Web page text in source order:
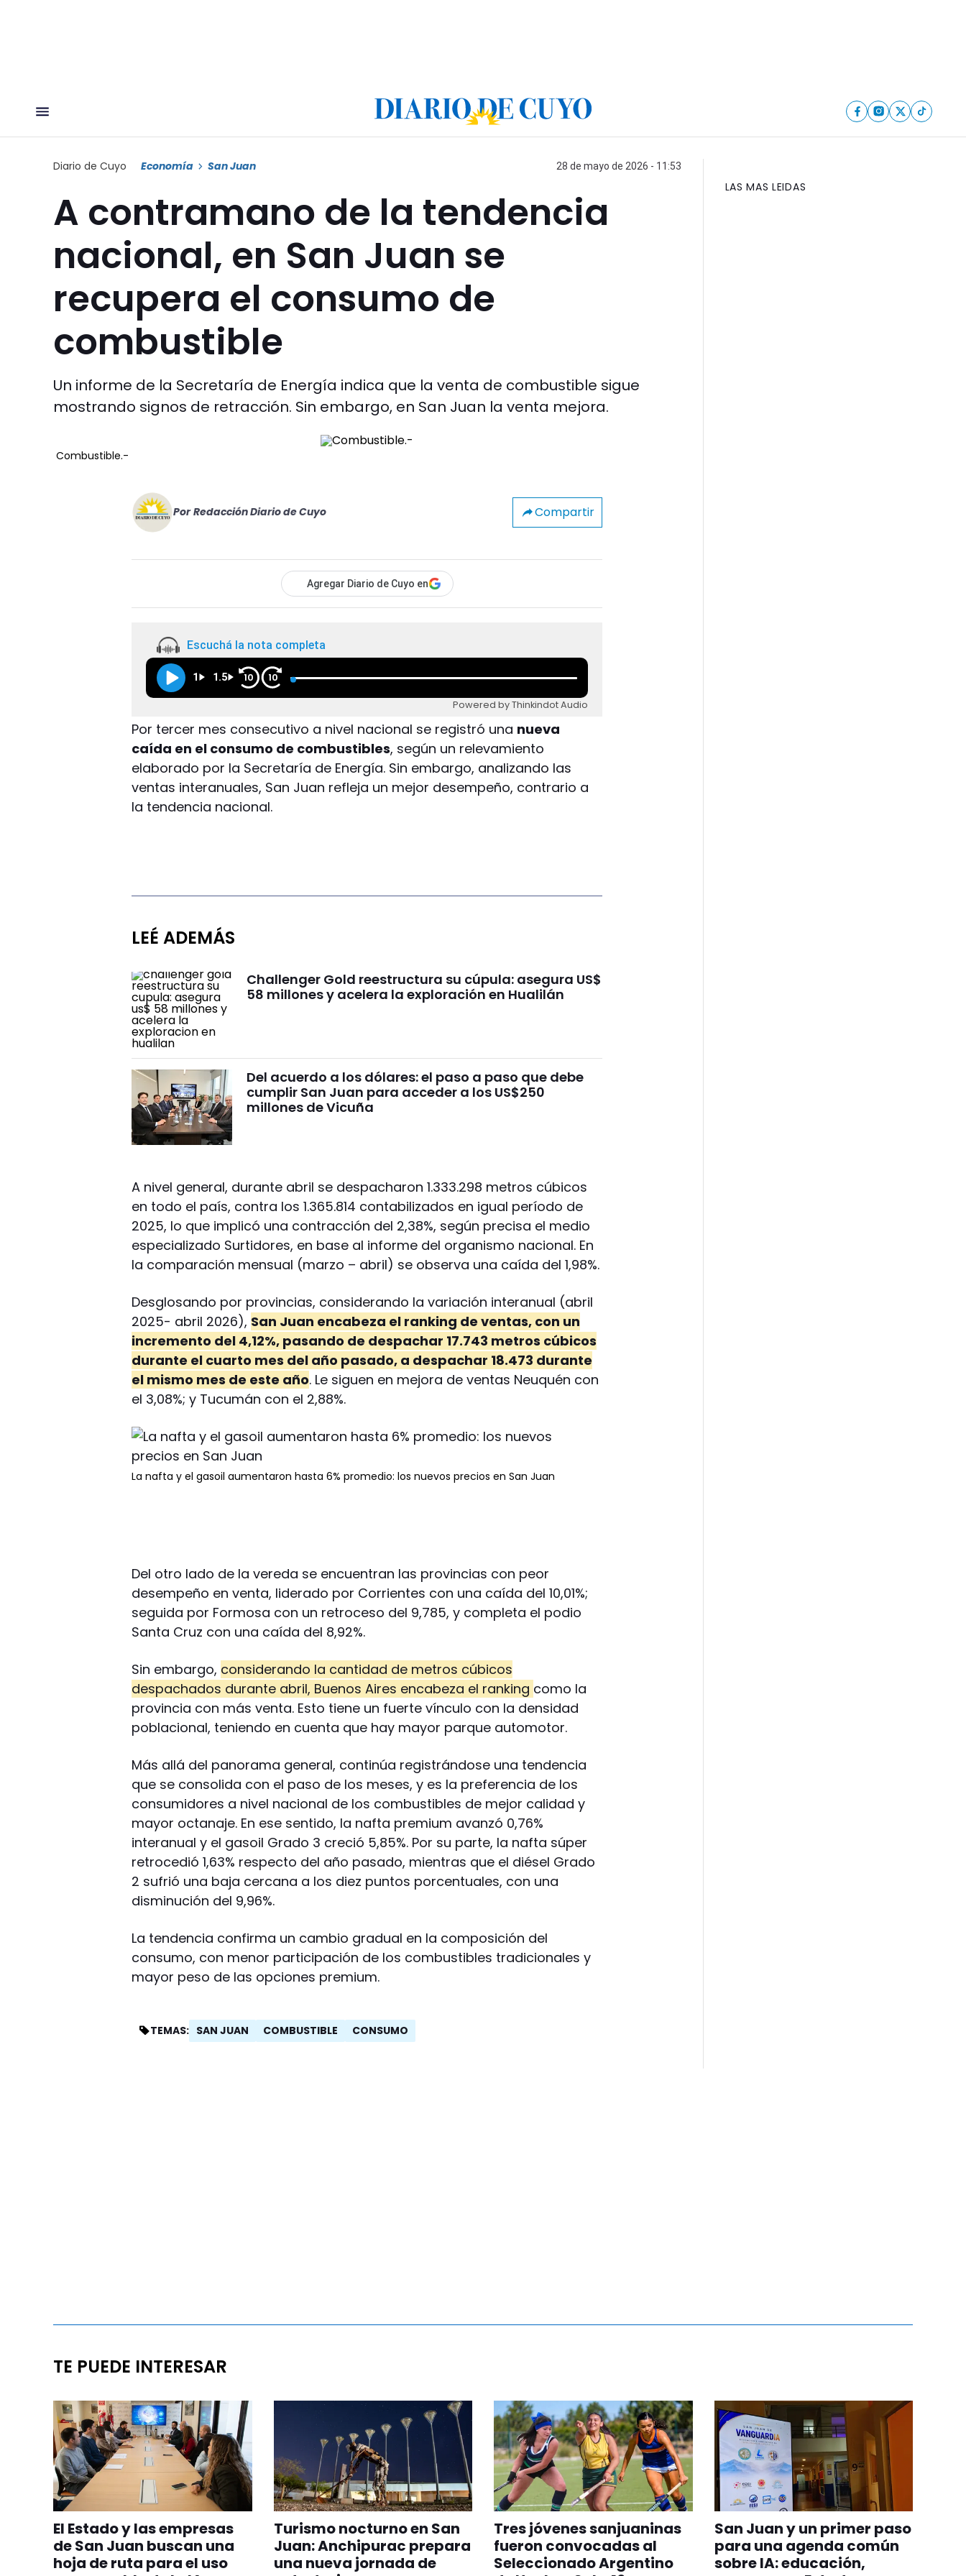
Diario de Cuyo Economía San Juan 28 de mayo de 2026 - 11:53
A contramano de la tendencia
nacional, en San Juan se
recupera el consumo de
combustible
Un informe de la Secretaría de Energía indica que la venta de combustible sigue
mostrando signos de retracción. Sin embargo, en San Juan la venta mejora.
Combustible.-
Por Redacción Diario de Cuyo Compartir
Agregar Diario de Cuyo en
Escuchá la nota completa
1 1.5 10 10
Powered by Thinkindot Audio
Por tercer mes consecutivo a nivel nacional se registró una nueva
caída en el consumo de combustibles, según un relevamiento
elaborado por la Secretaría de Energía. Sin embargo, analizando las
ventas interanuales, San Juan refleja un mejor desempeño, contrario a
la tendencia nacional.
LEÉ ADEMÁS
Challenger Gold reestructura su cúpula: asegura US$
58 millones y acelera la exploración en Hualilán
Del acuerdo a los dólares: el paso a paso que debe
cumplir San Juan para acceder a los US$250
millones de Vicuña
A nivel general, durante abril se despacharon 1.333.298 metros cúbicos
en todo el país, contra los 1.365.814 contabilizados en igual período de
2025, lo que implicó una contracción del 2,38%, según precisa el medio
especializado Surtidores, en base al informe del organismo nacional. En
la comparación mensual (marzo – abril) se observa una caída del 1,98%.
Desglosando por provincias, considerando la variación interanual (abril
2025- abril 2026), San Juan encabeza el ranking de ventas, con un
incremento del 4,12%, pasando de despachar 17.743 metros cúbicos
durante el cuarto mes del año pasado, a despachar 18.473 durante
el mismo mes de este año. Le siguen en mejora de ventas Neuquén con
el 3,08%; y Tucumán con el 2,88%.
La nafta y el gasoil aumentaron hasta 6% promedio: los nuevos precios en San Juan
Del otro lado de la vereda se encuentran las provincias con peor
desempeño en venta, liderado por Corrientes con una caída del 10,01%;
seguida por Formosa con un retroceso del 9,785, y completa el podio
Santa Cruz con una caída del 8,92%.
Sin embargo, considerando la cantidad de metros cúbicos
despachados durante abril, Buenos Aires encabeza el ranking como la
provincia con más venta. Esto tiene un fuerte vínculo con la densidad
poblacional, teniendo en cuenta que hay mayor parque automotor.
Más allá del panorama general, continúa registrándose una tendencia
que se consolida con el paso de los meses, y es la preferencia de los
consumidores a nivel nacional de los combustibles de mejor calidad y
mayor octanaje. En ese sentido, la nafta premium avanzó 0,76%
interanual y el gasoil Grado 3 creció 5,85%. Por su parte, la nafta súper
retrocedió 1,63% respecto del año pasado, mientras que el diésel Grado
2 sufrió una baja cercana a los diez puntos porcentuales, con una
disminución del 9,96%.
La tendencia confirma un cambio gradual en la composición del
consumo, con menor participación de los combustibles tradicionales y
mayor peso de las opciones premium.
TEMAS: SAN JUAN COMBUSTIBLE CONSUMO
LAS MAS LEIDAS
TE PUEDE INTERESAR
El Estado y las empresas
de San Juan buscan una
hoja de ruta para el uso
Turismo nocturno en San
Juan: Anchipurac prepara
una nueva jornada de
Tres jóvenes sanjuaninas
fueron convocadas al
Seleccionado Argentino
San Juan y un primer paso
para una agenda común
sobre IA: educación,